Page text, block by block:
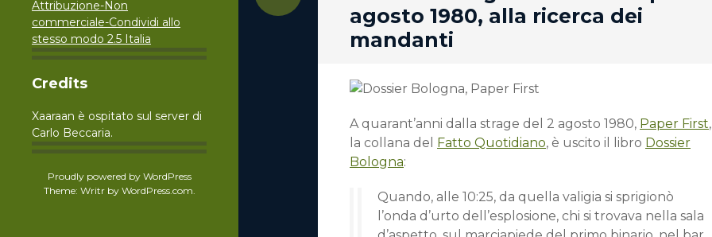
Attribuzione-Non
commerciale-Condividi allo
stesso modo 2.5 Italia
Credits
Xaaraan è ospitato sul server di
Carlo Beccaria.
Proudly powered by WordPress
Theme: Writr by WordPress.com.
agosto 1980, alla ricerca dei
mandanti
A quarant’anni dalla strage del 2 agosto 1980, Paper First,
la collana del Fatto Quotidiano, è uscito il libro Dossier
Bologna:
Quando, alle 10:25, da quella valigia si sprigionò
l’onda d’urto dell’esplosione, chi si trovava nella sala